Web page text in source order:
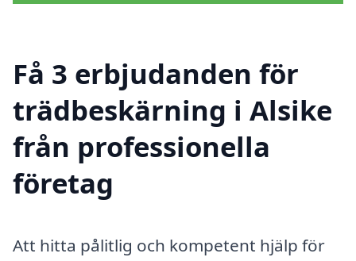
Få 3 erbjudanden för
trädbeskärning i Alsike
från professionella
företag
Att hitta pålitlig och kompetent hjälp för